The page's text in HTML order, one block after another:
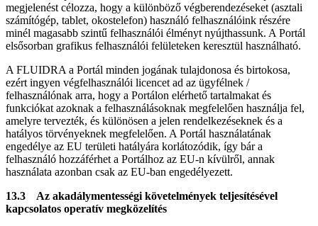
megjelenést célozza, hogy a különböző végberendezéseket (asztali
számítógép, tablet, okostelefon) használó felhasználóink részére
minél magasabb szintű felhasználói élményt nyújthassunk. A Portál
elsősorban grafikus felhasználói felületeken keresztül használható.
A FLUIDRA a Portál minden jogának tulajdonosa és birtokosa,
ezért ingyen végfelhasználói licencet ad az ügyfélnek /
felhasználónak arra, hogy a Portálon elérhető tartalmakat és
funkciókat azoknak a felhasználásoknak megfelelően használja fel,
amelyre tervezték, és különösen a jelen rendelkezéseknek és a
hatályos törvényeknek megfelelően. A Portál használatának
engedélye az EU területi hatályára korlátozódik, így bár a
felhasználó hozzáférhet a Portálhoz az EU-n kívülről, annak
használata azonban csak az EU-ban engedélyezett.
13.3 Az akadálymentességi követelmények teljesítésével
kapcsolatos operatív megközelítés